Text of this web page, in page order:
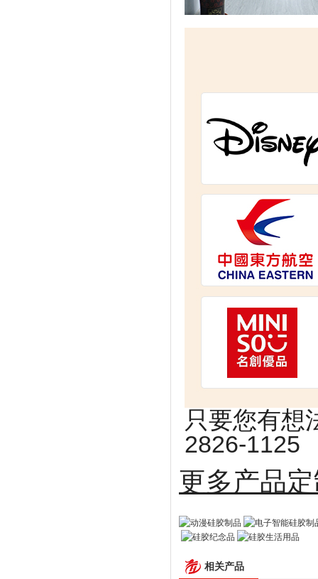
只要您有想
2826-1125
更多
相关产品